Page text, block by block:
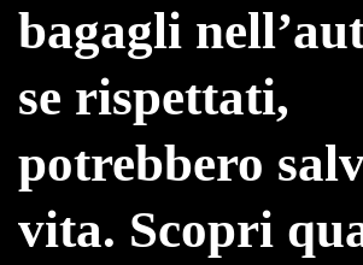
bagagli
se rispettati,
potrebbero
vita. Scopri